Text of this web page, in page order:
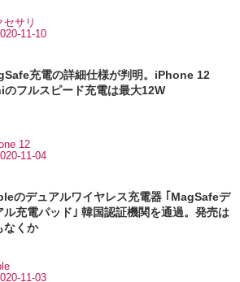
11-10
セサリ
充電の詳細仕様が判明。iPhone 12
のフルスピード充電は最大12W
11-04
12
のデュアルワイヤレス充電器 ｢MagSafeデ
ル充電パッド｣ 韓国認証機関を通過。発売は
なくか
11-03